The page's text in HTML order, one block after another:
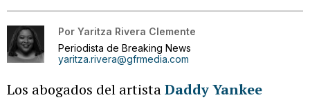
Por Yaritza Rivera Clemente
Periodista de Breaking News
yaritza.rivera@gfrmedia.com
Los abogados del artistaDaddy Yankee